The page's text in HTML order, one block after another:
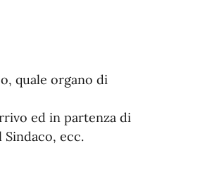
quale organo di
ed in partenza di
ecc.